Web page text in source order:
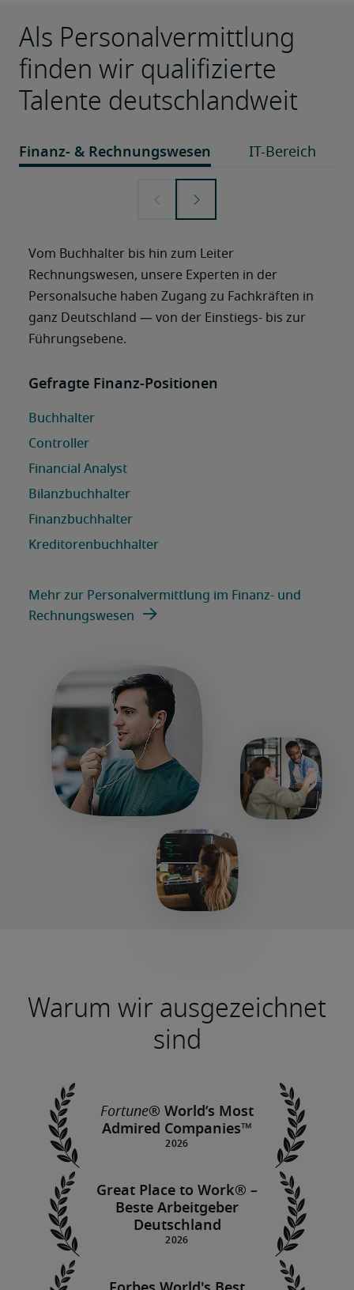
Als Personalvermittlung
finden wir qualifizierte
Talente deutschlandweit
Vom Buchhalter bis hin zum Leiter
Rechnungswesen, unsere Experten in der
Personalsuche haben Zugang zu Fachkräften in
ganz Deutschland — von der Einstiegs- bis zur
Führungsebene.
Mehr zur Personalvermittlung im Finanz- und
Rechnungswesen
Warum wir ausgezeichnet
sind
Fortune® World’s Most
Admired Companies™
Great Place to Work® –
Beste Arbeitgeber
Deutschland